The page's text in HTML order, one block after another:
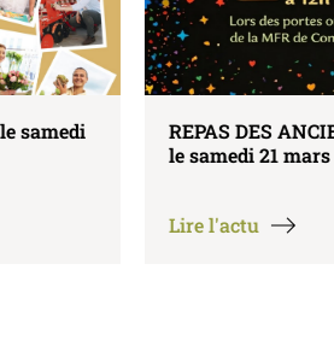
REPAS DES ANCIENS ELEVES
le samedi 21 mars 2026